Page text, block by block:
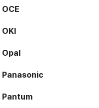
OCE
OKI
Opal
Panasonic
Pantum